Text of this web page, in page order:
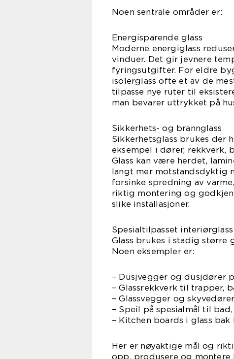
Noen sentrale områder er:
Energisparende glass
Moderne energiglass
vinduer. Det gir jevnere
fyringsutgifter. For eldre
isolerglass ofte et av de
tilpasse nye ruter til
man bevarer uttrykket på
Sikkerhets- og brannglass
Sikkerhetsglass brukes der
eksempel i dører, rekkverk,
Glass kan være herdet,
langt mer motstandsdyktig
forsinke spredning av
riktig montering og
slike installasjoner.
Spesialtilpasset interiørglass
Glass brukes i stadig større
Noen eksempler er:
– Dusjvegger og dusjdører
– Glassrekkverk til trapper,
– Glassvegger og
– Speil på spesialmål til
– Kitchen boards i glass
Her er nøyaktige mål og
opp, produsere og montere